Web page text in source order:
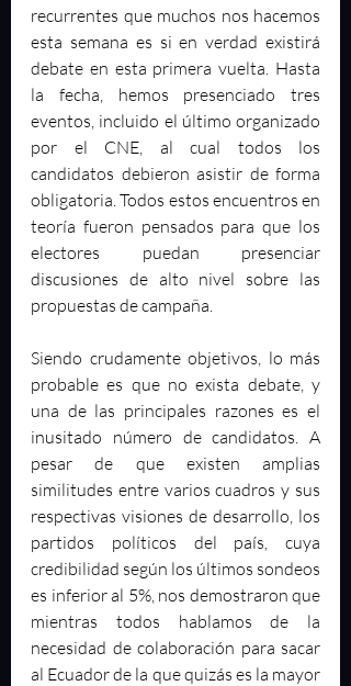
recurrentes que muchos nos hacemos
esta semana es si en verdad existirá
debate en esta primera vuelta. Hasta
la fecha, hemos presenciado tres
eventos, incluido el último organizado
por el CNE, al cual todos los
candidatos debieron asistir de forma
obligatoria. Todos estos encuentros en
teoría fueron pensados para que los
electores puedan presenciar
discusiones de alto nivel sobre las
propuestas de campaña.
Siendo crudamente objetivos, lo más
probable es que no exista debate, y
una de las principales razones es el
inusitado número de candidatos. A
pesar de que existen amplias
similitudes entre varios cuadros y sus
respectivas visiones de desarrollo, los
partidos políticos del país, cuya
credibilidad según los últimos sondeos
es inferior al 5%, nos demostraron que
mientras todos hablamos de la
necesidad de colaboración para sacar
al Ecuador de la que quizás es la mayor